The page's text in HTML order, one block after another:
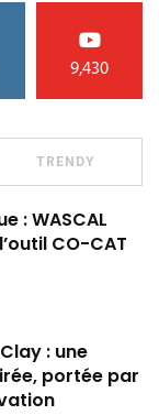
9,430
TRENDY
: WASCAL
CO-CAT
: une
portée par